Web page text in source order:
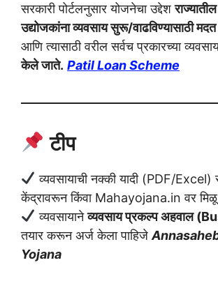
सरकारी पोर्टलनुसार योजनेचा उद्देश
उद्योजकांना व्यवसाय सुरू/वाढविण्यासाठी
आणि त्यासाठी वरील सर्वच प्रकारच्या
केले जाते. Patil Loan Scheme
टीप
व्यवसायाची नक्की यादी (PDF/
केंद्रावरून किंवा Mahayojana.in वर
व्यवसायानेव्यवसाय प्रकल्प अहवाल
तयार करून अर्ज केला पाहिजे
Yojana